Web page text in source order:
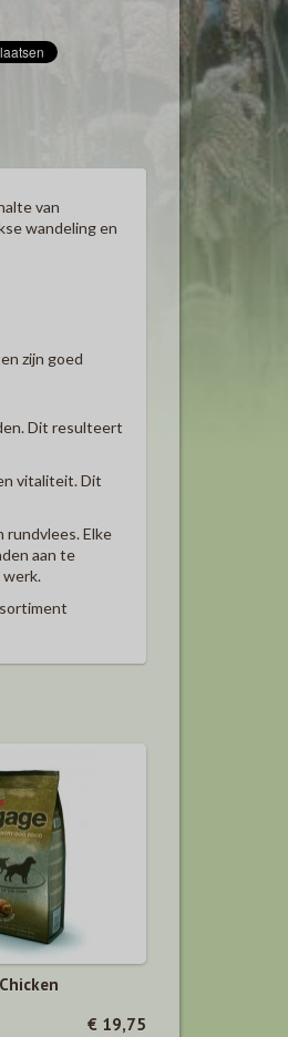
van
wandeling en
zijn goed
Dit resulteert
vitaliteit. Dit
Elke
aan te
€ 19,75